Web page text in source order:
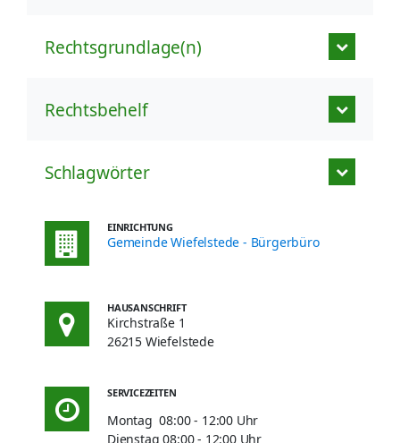
Rechtsgrundlage(n)
Rechtsbehelf
Schlagwörter
EINRICHTUNG
Gemeinde Wiefelstede - Bürgerbüro
HAUSANSCHRIFT
Kirchstraße 1
26215 Wiefelstede
SERVICEZEITEN
Montag 08:00 - 12:00 Uhr
Dienstag 08:00 - 12:00 Uhr